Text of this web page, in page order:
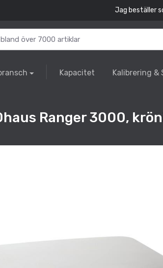
Jag beställer
Kapacitet Kalibrering &
Ranger 3000,